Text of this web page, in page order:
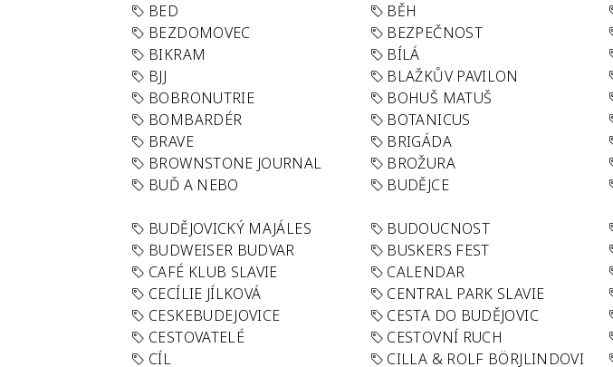
BED
BĚH
BEZDOMOVEC
BEZPEČNOST
BIKRAM
BÍLÁ
BJJ
BLAŽKŮV PAVILON
BOBRONUTRIE
BOHUŠ MATUŠ
BOMBARDÉR
BOTANICUS
BRAVE
BRIGÁDA
BROWNSTONE JOURNAL
BROŽURA
BUĎ A NEBO
BUDĚJCE
BUDĚJOVICKÝ MAJÁLES
BUDOUCNOST
BUDWEISER BUDVAR
BUSKERS FEST
CAFÉ KLUB SLAVIE
CALENDAR
CECÍLIE JÍLKOVÁ
CENTRAL PARK SLAVIE
CESKEBUDEJOVICE
CESTA DO BUDĚJOVIC
CESTOVATELÉ
CESTOVNÍ RUCH
CÍL
CILLA & ROLF BÖRJLINDOVI